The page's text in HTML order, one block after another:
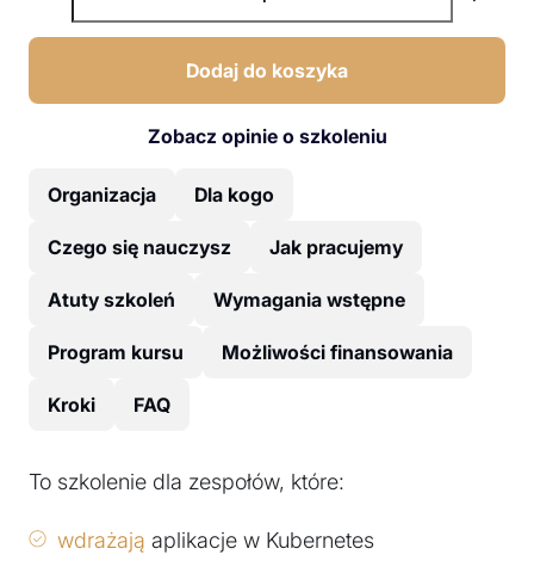
Dodaj do koszyka
Zobacz opinie o szkoleniu
Organizacja Dla kogo
Czego się nauczysz Jak pracujemy
Atuty szkoleń Wymagania wstępne
Program kursu Możliwości finansowania
Kroki FAQ
To szkolenie dla zespołów, które:
wdrażają aplikacje w Kubernetes